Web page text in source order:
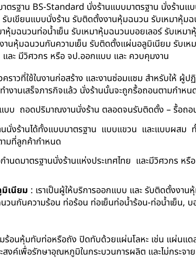
มาตรฐาน BS-Standard นั่งร้านแบบมาตรฐาน นั่งร้า
บเขียนแบบนั่งร้าน รับติดตั้งงานหุ้มฉนวน รับเหมาหุ้ม
หุ้มฉนวนท่อน้ำเย็น รับเหมาหุ้มฉนวนบอยเลอร์ รับเ
นหุ้มฉนวนกันความเย็น รับติดตั้งแผ่นอลูมิเนียม รับเ
และ มีวิศวกร หรือ จป.ออกแบบ และ ควบคุมงาน
ราวที่ใช้ในงานก่อสร้าง และงานซ่อมแซม สำหรับให้
ำงานเสร็จภารกิจแล้ว นั่งร้านนั้นจะถูกรื้อถอนตามกำหน
บบ ถอดปริมาณงานนั่งร้าน ตลอดจนรับติดตั้ง – รื้อถอ
นนั่งร้านได้ทั้งแบบมาตรฐาน แบบแขวน และแบบผส
มที่ลูกค้ากำหนด
นดมาตรฐานนั่งร้านแห่งประเทศไทย และมีวิศวกร ห
เนียม : เราเป็นผู้ให้บริการออกแบบ และ รับติดตั้งงา
นกันความร้อน ท่อร้อน ท่อเย็นท่อน้ำร้อน-ท่อน้ำเย็น, บ
อนหุ้มทับท่อหรือถัง ปิดทับด้วยแผ่นโลหะ เช่น แผ่นแด
งค์เพื่อรักษาอุณหภูมิในกระบวนการผลิต และไม่กระจ